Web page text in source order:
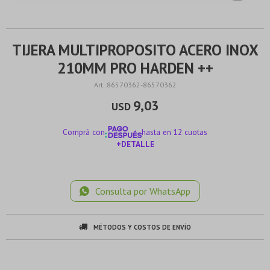
TIJERA MULTIPROPOSITO ACERO INOX
210MM PRO HARDEN ++
86570362-86570362
USD 9,03
Comprá con
hasta en 12 cuotas
+DETALLE
Consulta por WhatsApp
MÉTODOS Y COSTOS DE ENVÍO